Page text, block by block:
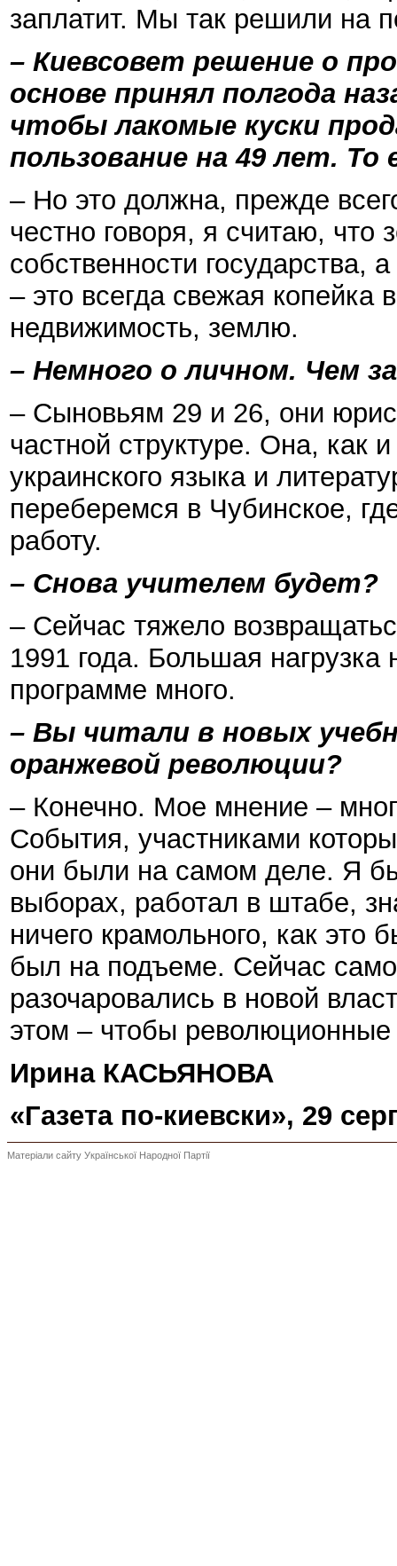
заплатит. Мы так решили на
– Киевсовет решение о
основе принял полгода
чтобы лакомые куски
пользование на 49 лет. То
– Но это должна, прежде
честно говоря, я считаю, что
собственности государства,
– это всегда свежая
недвижимость, землю.
– Немного о личном. Чем
– Сыновьям 29 и 26, они
частной структуре. Она, как
украинского языка и
переберемся в Чубинское,
работу.
– Снова учителем будет?
– Сейчас тяжело
1991 года. Большая
программе много.
– Вы читали в новых
оранжевой революции?
– Конечно. Мое мнение –
События, участниками
они были на самом деле. Я
выборах, работал в штабе,
ничего крамольного, как это
был на подъеме. Сейчас
разочаровались в новой
этом – чтобы революционные
Ирина КАСЬЯНОВА
«Газета по-киевски», 29
Матеріали сайту Української Народної Партії